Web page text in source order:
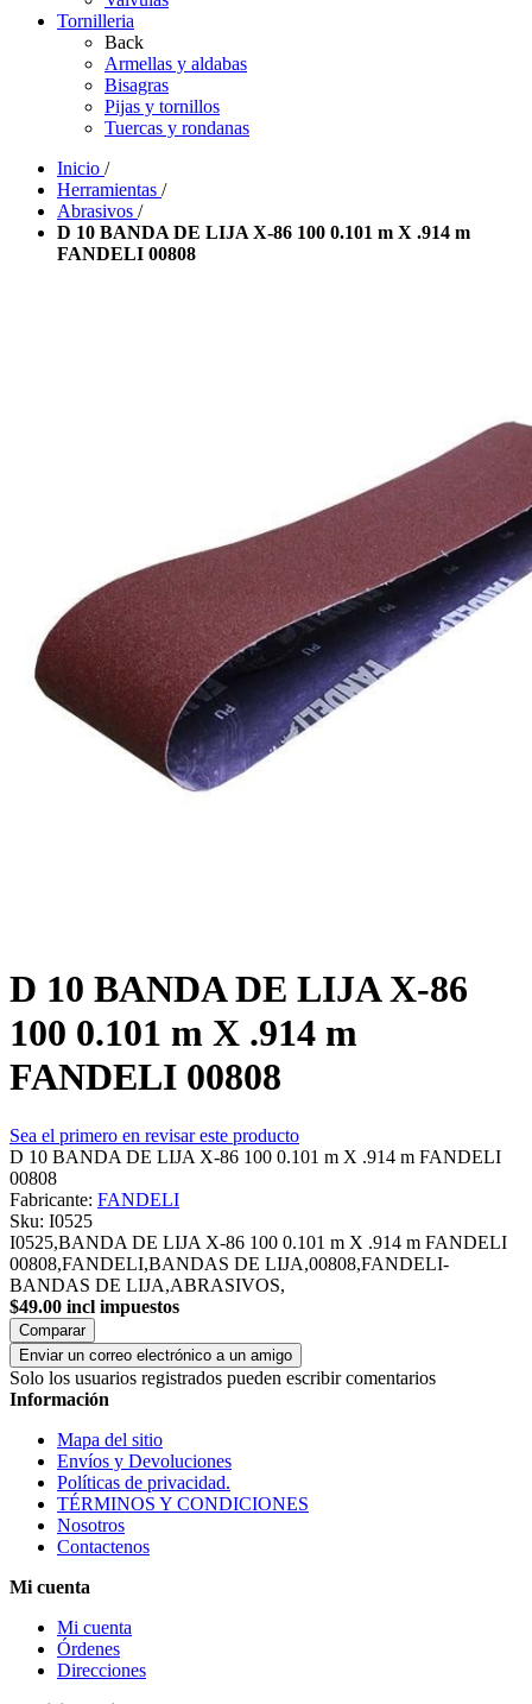
Tornilleria
Back
Armellas y aldabas
Bisagras
Pijas y tornillos
Tuercas y rondanas
Inicio /
Herramientas /
Abrasivos /
D 10 BANDA DE LIJA X-86 100 0.101 m X .914 m
FANDELI 00808
D 10 BANDA DE LIJA X-86
100 0.101 m X .914 m
FANDELI 00808
Sea el primero en revisar este producto
D 10 BANDA DE LIJA X-86 100 0.101 m X .914 m FANDELI
00808
Fabricante: FANDELI
Sku: I0525
I0525,BANDA DE LIJA X-86 100 0.101 m X .914 m FANDELI
00808,FANDELI,BANDAS DE LIJA,00808,FANDELI-
BANDAS DE LIJA,ABRASIVOS,
$49.00 incl impuestos
Comparar
Enviar un correo electrónico a un amigo
Solo los usuarios registrados pueden escribir comentarios
Información
Mapa del sitio
Envíos y Devoluciones
Políticas de privacidad.
TÉRMINOS Y CONDICIONES
Nosotros
Contactenos
Mi cuenta
Mi cuenta
Órdenes
Direcciones